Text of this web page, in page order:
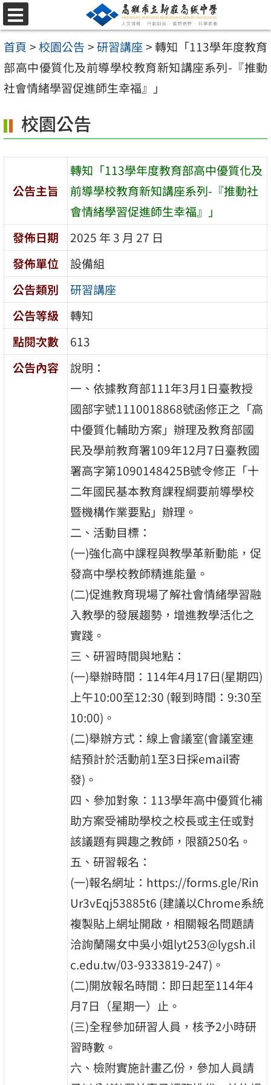
跳
至
主
要
內
區
選
單
首頁 >校園公告 >研習講座 >轉知「113學年度教育
部高中優質化及前導學校教育新知講座系列-『推動
社會情緒學習促進師生幸福』」
校園公告
公告主旨
轉知「113學年度教育部高中優質化及
前導學校教育新知講座系列-『推動社
會情緒學習促進師生幸福』」
發佈日期
2025 年 3 月 27 日
發佈單位
設備組
公告類別
研習講座
公告等級
轉知
點閱次數
613
公告內容
說明：
一、依據教育部111年3月1日臺教授
國部字號1110018868號函修正之「高
中優質化輔助方案」辦理及教育部國
民及學前教育署109年12月7日臺教國
署高字第1090148425B號令修正「十
二年國民基本教育課程綱要前導學校
暨機構作業要點」辦理。
二、活動目標：
(一)強化高中課程與教學革新動能，促
發高中學校教師精進能量。
(二)促進教育現場了解社會情緒學習融
入教學的發展趨勢，增進教學活化之
實踐。
三、研習時間與地點：
(一)舉辦時間：114年4月17日(星期四)
上午10:00至12:30 (報到時間：9:30至
10:00)。
(二)舉辦方式：線上會議室(會議室連
結預計於活動前1至3日採email寄
發)。
四、參加對象：113學年高中優質化補
助方案受補助學校之校長或主任或對
該議題有興趣之教師，限額250名。
五、研習報名：
(一)報名網址：https://forms.gle/Rin
Ur3vEqj53885t6 (建議以Chrome系統
複製貼上網址開啟，相關報名問題請
洽詢蘭陽女中吳小姐lyt253@lygsh.il
c.edu.tw/03-9333819-247)。
(二)開放報名時間：即日起至114年4
月7日（星期一）止。
(三)全程參加研習人員，核予2小時研
習時數。
六、檢附實施計畫乙份，參加人員請